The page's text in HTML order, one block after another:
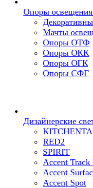
Опоры освещения
Мачты
Опоры ОТФ
Опоры ОКК
Опоры ОГК
Опоры СФГ
Дизайнерские
RED2
SPIRIT
Accent
Accent
Accent Spot